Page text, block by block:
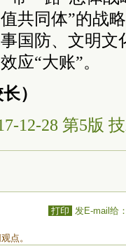
共同体”的战
国防、文明文
应“大账”。
）
12-28 第5版
打印 发E-mail给
点。